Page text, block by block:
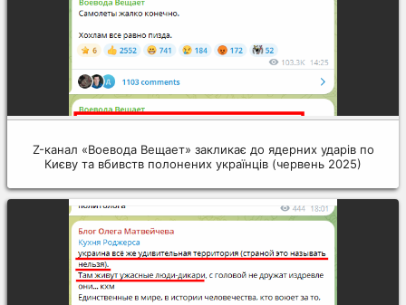
Z-канал «Воевода Вещает» закликає до ядерних ударів по
Києву та вбивств полонених українців (червень 2025)